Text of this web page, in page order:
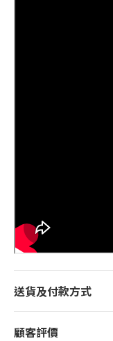
送貨及付款方式
顧客評價